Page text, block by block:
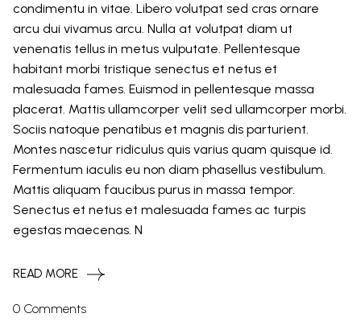
condimentu in vitae. Libero volutpat sed cras ornare
arcu dui vivamus arcu. Nulla at volutpat diam ut
venenatis tellus in metus vulputate. Pellentesque
habitant morbi tristique senectus et netus et
malesuada fames. Euismod in pellentesque massa
placerat. Mattis ullamcorper velit sed ullamcorper morbi.
Sociis natoque penatibus et magnis dis parturient.
Montes nascetur ridiculus quis varius quam quisque id.
Fermentum iaculis eu non diam phasellus vestibulum.
Mattis aliquam faucibus purus in massa tempor.
Senectus et netus et malesuada fames ac turpis
egestas maecenas. N
READ MORE
0 Comments